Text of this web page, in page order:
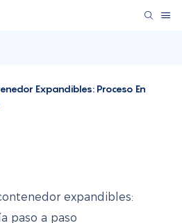
Expandibles: Proceso En
expandibles:
paso a paso